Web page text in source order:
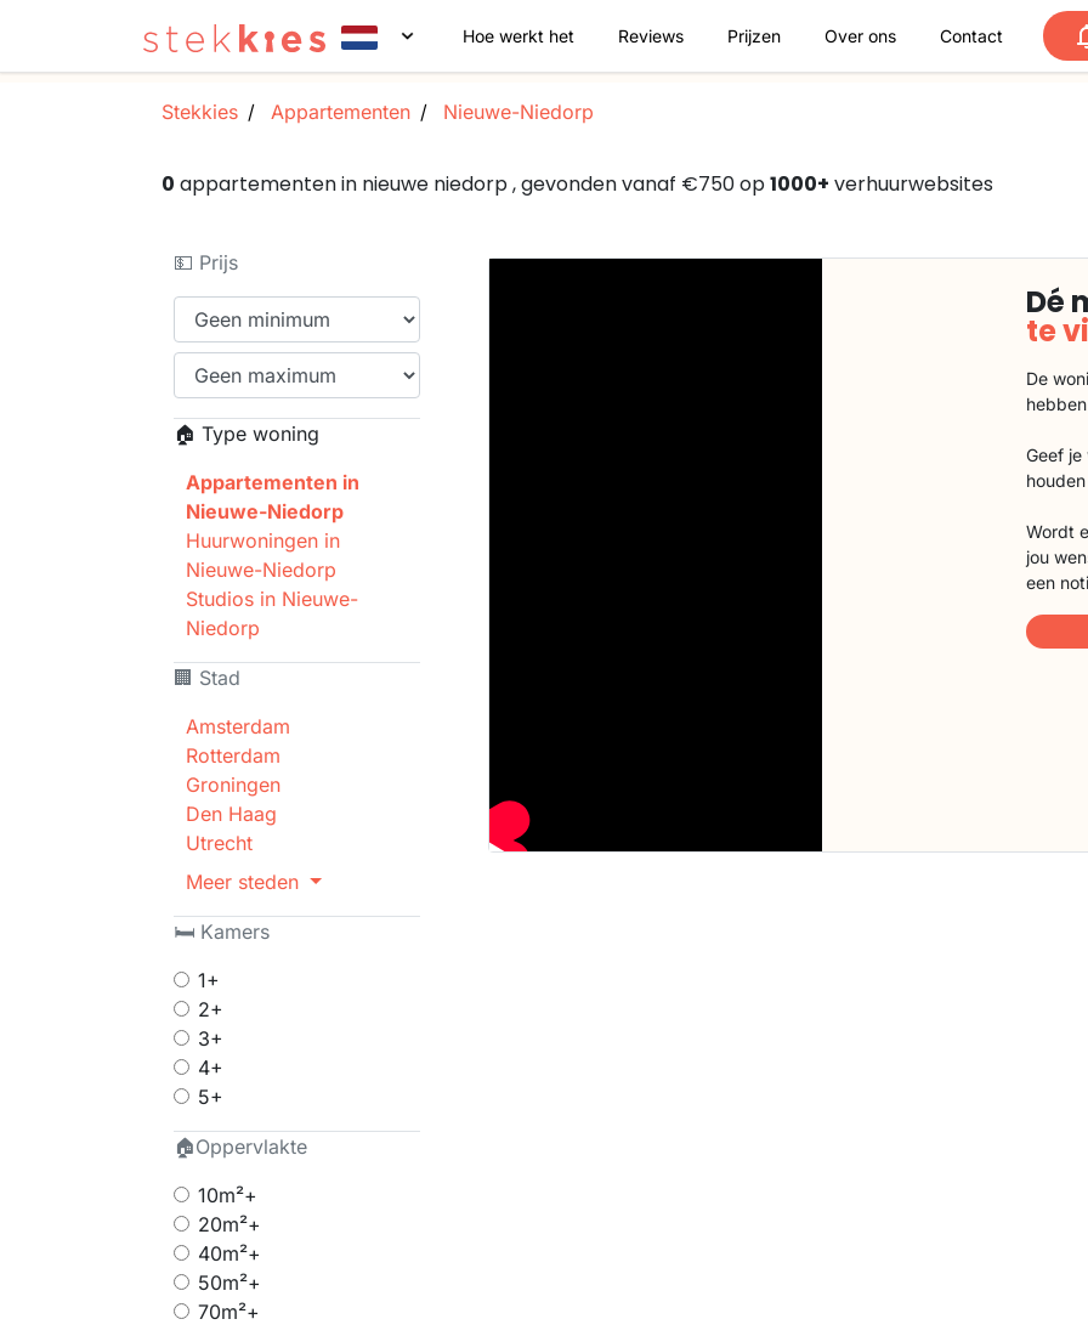
Hoe werkt het Reviews Prijzen Over ons Contact
Stekkies Appartementen Nieuwe-Niedorp
0 appartementen in nieuwe niedorp , gevonden vanaf €750 op1000+ verhuurwebsites
💵 Prijs
🏠 Type woning
Appartementen in
Nieuwe-Niedorp
Huurwoningen in
Nieuwe-Niedorp
Studios in Nieuwe-
Niedorp
🏢 Stad
Amsterdam
Rotterdam
Groningen
Den Haag
Utrecht
Meer steden
🛏 Kamers
1+
2+
3+
4+
5+
🏠Oppervlakte
10m²+
20m²+
40m²+
50m²+
70m²+
Dé
te
De
Geef
Wordt
jou
een